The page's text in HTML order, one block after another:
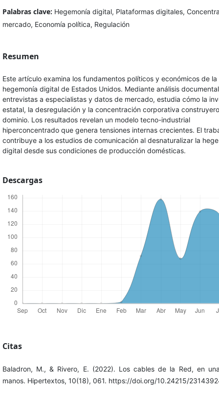
Palabras clave: Hegemonía digital, Plataformas digitales,
mercado, Economía política, Regulación
Resumen
Este artículo examina los fundamentos políticos y económicos de la
hegemonía digital de Estados Unidos. Mediante análisis
entrevistas a especialistas y datos de mercado, estudia cómo la
estatal, la desregulación y la concentración corporativa
dominio. Los resultados revelan un modelo tecno-industrial
hiperconcentrado que genera tensiones internas crecientes. El
contribuye a los estudios de comunicación al desnaturalizar la
digital desde sus condiciones de producción domésticas.
Descargas
Citas
Baladron, M., & Rivero, E. (2022). Los cables de la Red, en
manos. Hipertextos, 10(18), 061. https://doi.org/10.24215/